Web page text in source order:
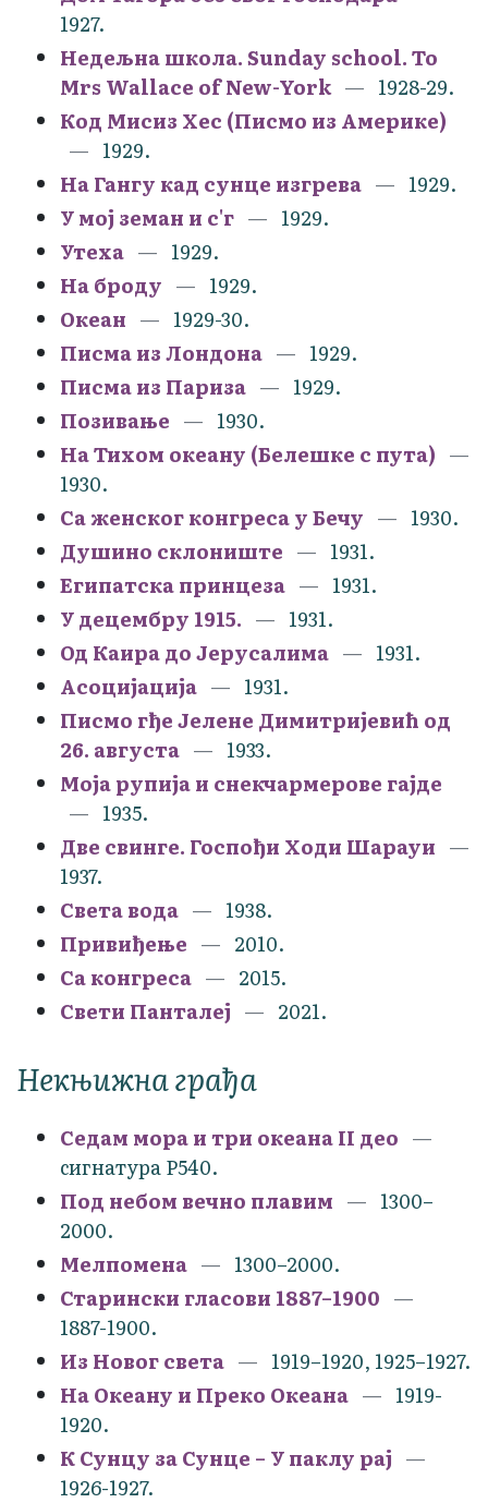
1927.
Недељна школа. Sunday school. To
Mrs Wallace of New-York
1928-29.
Код Мисиз Хес (Писмо из Америке)
1929.
На Гангу кад сунце изгрева
1929.
У мој земан и с'г
1929.
Утеха
1929.
На броду
1929.
Океан
1929-30.
Писма из Лондона
1929.
Писма из Париза
1929.
Позивање
1930.
На Тихом океану (Белешке с пута)
1930.
Са женског конгреса у Бечу
1930.
Душино склониште
1931.
Египатска принцеза
1931.
У децембру 1915.
1931.
Од Каира до Јерусалима
1931.
Асоцијација
1931.
Писмо гђе Јелене Димитријевић од
26. августа
1933.
Моја рупија и снекчармерове гајде
1935.
Две свинге. Госпођи Ходи Шарауи
1937.
Света вода
1938.
Привиђење
2010.
Са конгреса
2015.
Свети Панталеј
2021.
Некњижна грађа
Седам мора и три океана II део
сигнатура Р540.
Под небом вечно плавим
1300–
2000.
Мелпомена
1300–2000.
Старински гласови 1887–1900
1887-1900.
Из Новог света
1919–1920, 1925–1927.
На Океану и Преко Океана
1919-
1920.
К Сунцу за Сунце – У паклу рај
1926-1927.